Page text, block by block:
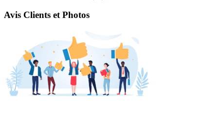
Avis Clients et Photos